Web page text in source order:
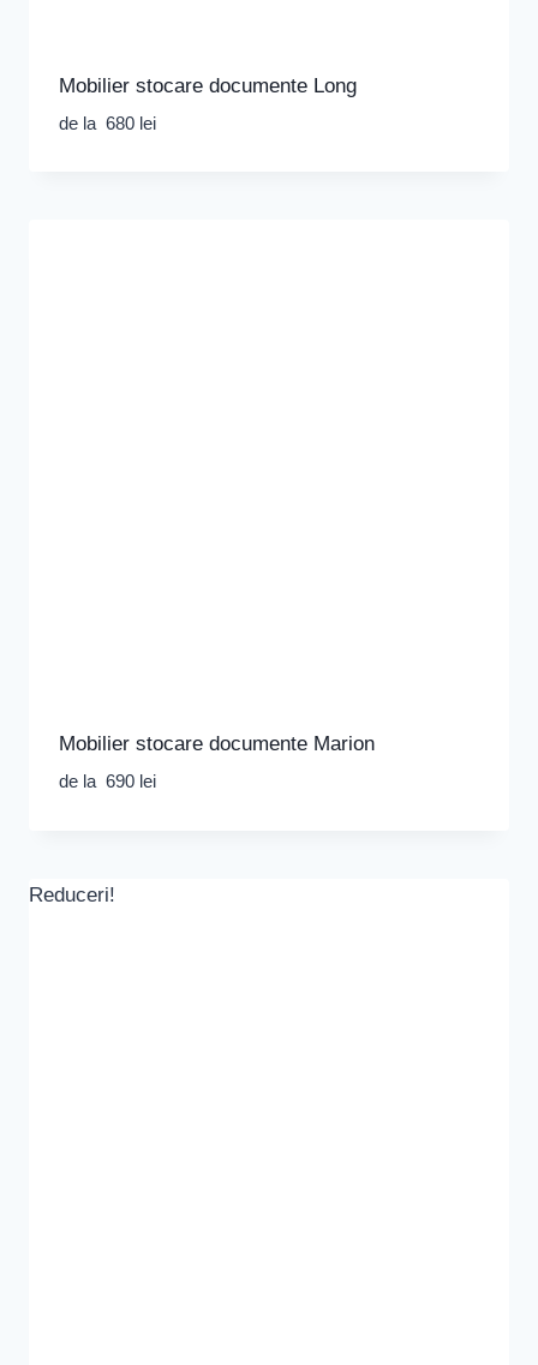
Mobilier stocare documente Long
de la 680 lei
Mobilier stocare documente Marion
de la 690 lei
Reduceri!